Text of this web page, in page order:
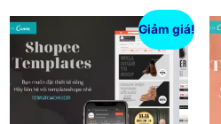
Giảm giá!